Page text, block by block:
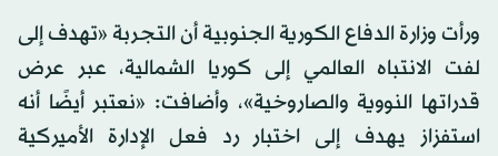
ورأت وزارة الدفاع الكورية الجنوبية أن التجربة «تهدف إلى
لفت الانتباه العالمي إلى كوريا الشمالية، عبر عرض
قدراتها النووية والصاروخية»، وأضافت: «نعتبر أيضًا أنه
استفزاز يهدف إلى اختبار رد فعل الإدارة الأميركية